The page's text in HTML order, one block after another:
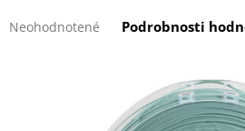
hodnotenie
Neohodnotené Podrobnosti